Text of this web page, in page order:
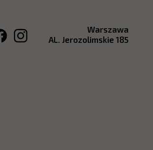
Warszawa
AL. Jerozolimskie 185